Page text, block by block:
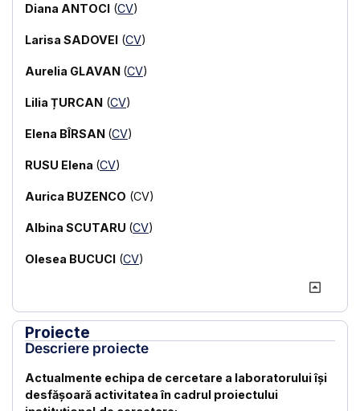
Diana ANTOCI (CV)
Larisa SADOVEI (CV)
Aurelia GLAVAN (CV)
Lilia ȚURCAN (CV)
Elena BÎRSAN (CV)
RUSU Elena (CV)
Aurica BUZENCO (CV)
Albina SCUTARU (CV)
Olesea BUCUCI (CV)
Proiecte
Descriere proiecte
Actualmente echipa de cercetare a laboratorului își
desfășoară activitatea în cadrul proiectului